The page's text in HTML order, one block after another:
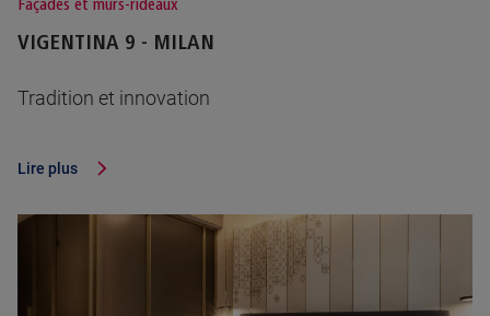
Façades et murs-rideaux
VIGENTINA 9 - MILAN
Tradition et innovation
Lire plus